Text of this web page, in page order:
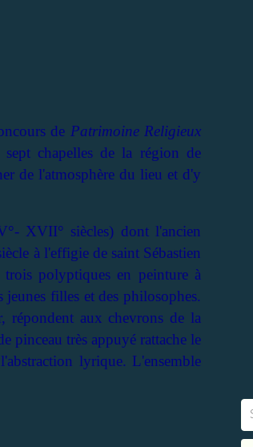
de Patrimoine Religieux
chapelles de la région de
de l'atmosphère du lieu et d'y
XVII° siècles) dont l'ancien
à l'effigie de saint Sébastien
polyptiques en peinture à
filles et des philosophes.
répondent aux chevrons de la
pinceau très appuyé rattache le
lyrique. L'ensemble